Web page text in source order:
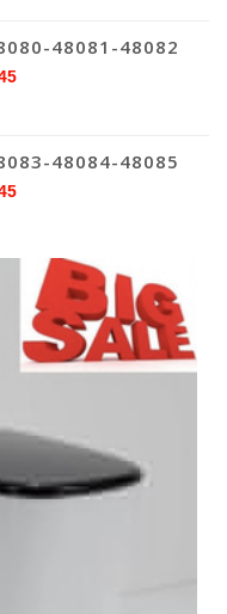
48081-48082
48084-48085